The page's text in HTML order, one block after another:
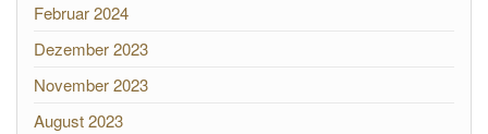
Februar 2024
Dezember 2023
November 2023
August 2023